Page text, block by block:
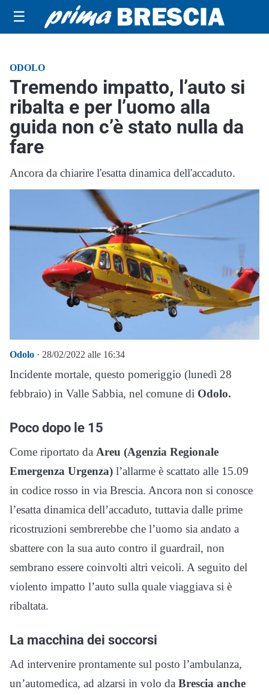
☰
ODOLO
Tremendo impatto, l’auto si
ribalta e per l’uomo alla
guida non c’è stato nulla da
fare
Ancora da chiarire l'esatta dinamica dell'accaduto.
Odolo · 28/02/2022 alle 16:34
Incidente mortale, questo pomeriggio (lunedì 28
febbraio) in Valle Sabbia, nel comune di Odolo.
Poco dopo le 15
Come riportato da Areu (Agenzia Regionale
Emergenza Urgenza) l’allarme è scattato alle 15.09
in codice rosso in via Brescia. Ancora non si conosce
l’esatta dinamica dell’accaduto, tuttavia dalle prime
ricostruzioni sembrerebbe che l’uomo sia andato a
sbattere con la sua auto contro il guardrail, non
sembrano essere coinvolti altri veicoli. A seguito del
violento impatto l’auto sulla quale viaggiava si è
ribaltata.
La macchina dei soccorsi
Ad intervenire prontamente sul posto l’ambulanza,
un’automedica, ad alzarsi in volo da Brescia anche